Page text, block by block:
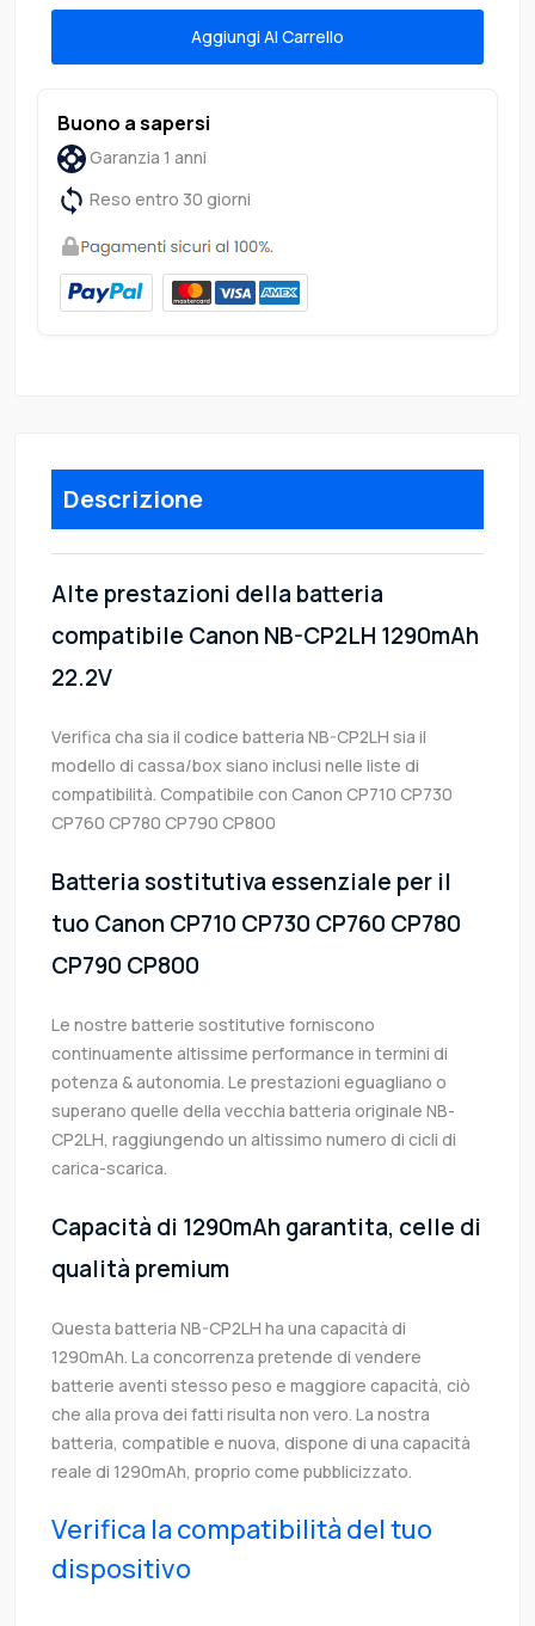
Aggiungi Al Carrello
Buono a sapersi
Garanzia 1 anni
Reso entro 30 giorni
Descrizione
Alte prestazioni della batteria
compatibile Canon NB-CP2LH 1290mAh
22.2V
Verifica cha sia il codice batteria NB-CP2LH sia il
modello di cassa/box siano inclusi nelle liste di
compatibilità. Compatibile con Canon CP710 CP730
CP760 CP780 CP790 CP800
Batteria sostitutiva essenziale per il
tuo Canon CP710 CP730 CP760 CP780
CP790 CP800
Le nostre batterie sostitutive forniscono
continuamente altissime performance in termini di
potenza & autonomia. Le prestazioni eguagliano o
superano quelle della vecchia batteria originale NB-
CP2LH, raggiungendo un altissimo numero di cicli di
carica-scarica.
Capacità di 1290mAh garantita, celle di
qualità premium
Questa batteria NB-CP2LH ha una capacità di
1290mAh. La concorrenza pretende di vendere
batterie aventi stesso peso e maggiore capacità, ciò
che alla prova dei fatti risulta non vero. La nostra
batteria, compatible e nuova, dispone di una capacità
reale di 1290mAh, proprio come pubblicizzato.
Verifica la compatibilità del tuo
dispositivo